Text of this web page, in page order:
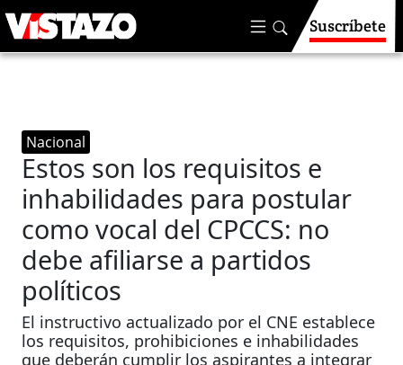
Suscríbete
Nacional
Estos son los requisitos e
inhabilidades para postular
como vocal del CPCCS: no
debe afiliarse a partidos
políticos
El instructivo actualizado por el CNE establece
los requisitos, prohibiciones e inhabilidades
que deberán cumplir los aspirantes a integrar